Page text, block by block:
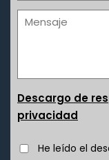
Descargo de
privacidad
He leído el